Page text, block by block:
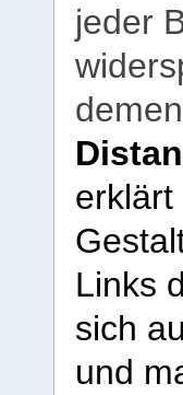
jeder
erklärt
Links
sich
und